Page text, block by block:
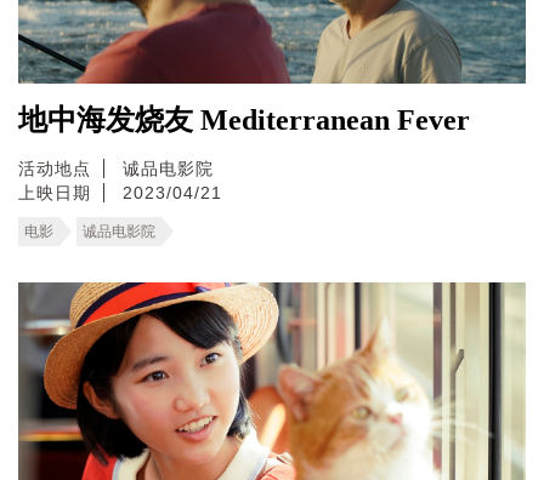
地中海发烧友 Mediterranean Fever
活动地点
诚品电影院
上映日期
2023/04/21
电影 诚品电影院